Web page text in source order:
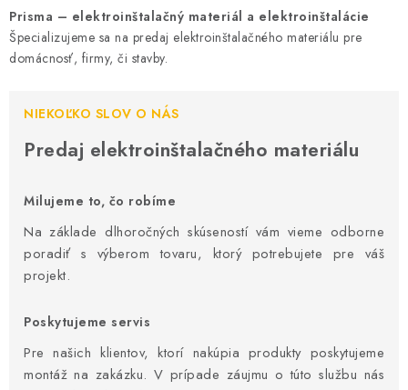
KÁBLE A VODIČE
SVORKY, ROZBOČOVAČE A OSTATNÉ
BLESKOZVOD
BATÉRIE A NABÍJAČKY
ELEKTRICKÉ VYKUROVANIE A VENTILÁCIA
NÁRADIE A KOTVIACI MATERIÁL
Prisma – elektroinštalačný materiál a elektroinštalácie
Špecializujeme sa na predaj elektroinštalačného materiálu pre
domácnosť, firmy, či stavby.
NIEKOĽKO SLOV O NÁS
Predaj elektroinštalačného materiálu
Milujeme to, čo robíme
Na základe dlhoročných skúseností vám vieme odborne
poradiť s výberom tovaru, ktorý potrebujete pre váš
projekt.
Poskytujeme servis
Pre našich klientov, ktorí nakúpia produkty poskytujeme
montáž na zakázku. V prípade záujmu o túto službu nás